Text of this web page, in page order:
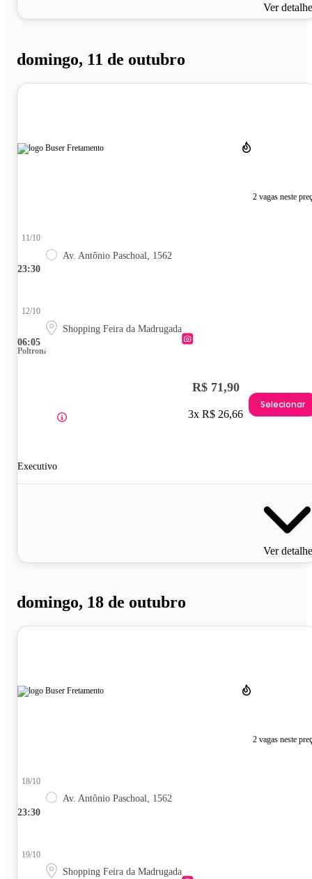
Ver
domingo, 11 de outubro
2 vagas neste
23:30
11/10
Av. Antônio Paschoal, 1562
06:05
12/10
Shopping Feira da Madrugada
Poltrona
Executivo
R$ 71,90
3x R$ 26,66
Selecionar
Ver
domingo, 18 de outubro
2 vagas neste
23:30
18/10
Av. Antônio Paschoal, 1562
19/10
Shopping Feira da Madrugada